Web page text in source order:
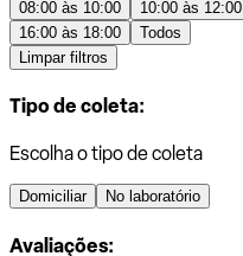
08:00 às 10:00 10:00 às 12:00
16:00 às 18:00
Todos
Limpar filtros
Tipo de coleta:
Escolha o tipo de coleta
Domiciliar No laboratório
Avaliações: